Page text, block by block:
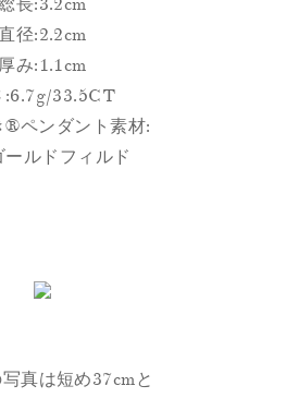
長:3.2cm
径:2.2cm
厚み:1.1cm
:6.7g/33.5CT
®︎ペンダント素材:
ールドフィルド
真は短め37cmと